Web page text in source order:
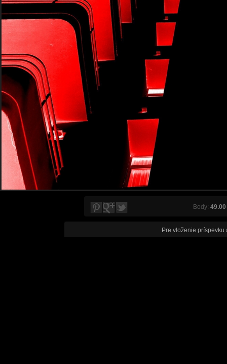
Body: 49.00
Pre vloženie